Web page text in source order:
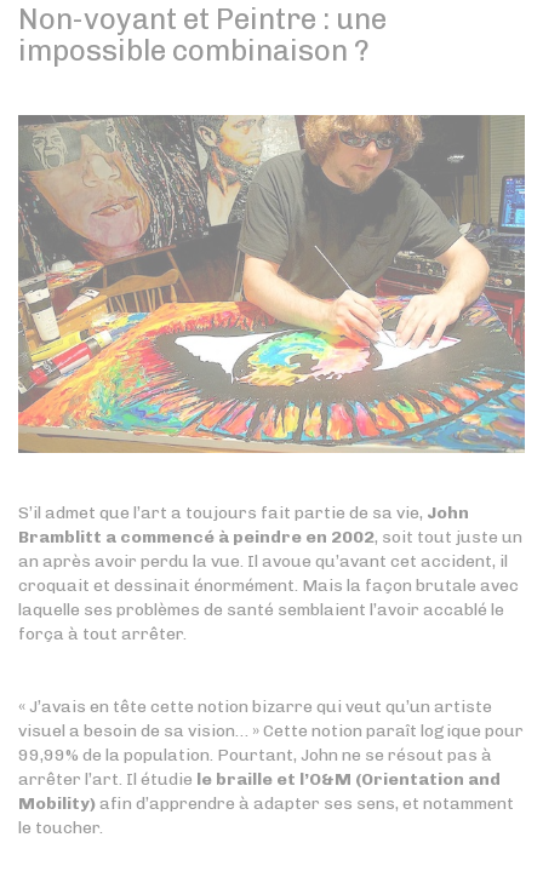
Non-voyant et Peintre : une
impossible combinaison ?
S’il admet que l’art a toujours fait partie de sa vie, John
Bramblitt a commencé à peindre en 2002, soit tout juste un
an après avoir perdu la vue. Il avoue qu’avant cet accident, il
croquait et dessinait énormément. Mais la façon brutale avec
laquelle ses problèmes de santé semblaient l’avoir accablé le
força à tout arrêter.
« J’avais en tête cette notion bizarre qui veut qu’un artiste
visuel a besoin de sa vision… » Cette notion paraît logique pour
99,99% de la population. Pourtant, John ne se résout pas à
arrêter l’art. Il étudie le braille et l’O&M (Orientation and
Mobility)afin d’apprendre à adapter ses sens, et notamment
le toucher.